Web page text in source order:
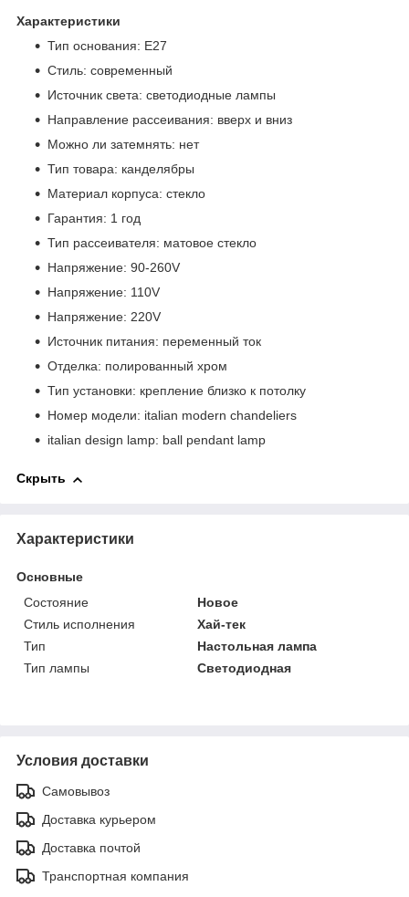
Характеристики
Тип основания: E27
Стиль: современный
Источник света: светодиодные лампы
Направление рассеивания: вверх и вниз
Можно ли затемнять: нет
Тип товара: канделябры
Материал корпуса: стекло
Гарантия: 1 год
Тип рассеивателя: матовое стекло
Напряжение: 90-260V
Напряжение: 110V
Напряжение: 220V
Источник питания: переменный ток
Отделка: полированный хром
Тип установки: крепление близко к потолку
Номер модели: italian modern chandeliers
italian design lamp: ball pendant lamp
Скрыть
Характеристики
Основные
Состояние
Новое
Стиль исполнения
Хай-тек
Тип
Настольная лампа
Тип лампы
Светодиодная
Условия доставки
Самовывоз
Доставка курьером
Доставка почтой
Транспортная компания